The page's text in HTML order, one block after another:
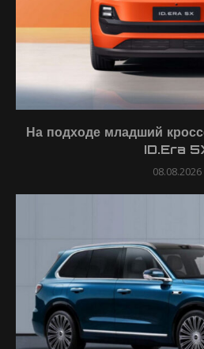
На подходе младший
ID.Era
08.08.2026